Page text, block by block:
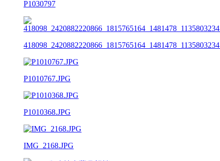
P1030797
P1010767.JPG
P1010368.JPG
IMG_2168.JPG